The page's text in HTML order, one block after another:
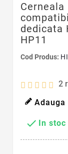
Cerneala
dedicata
HP11
Cod Produs:
2
Adauga
 In stoc